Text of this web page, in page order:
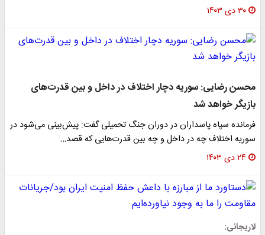
۳۰ دی ۱۴۰۳
محسن رضایی: سوریه دچار اختلاف در داخل و بین قدرت‌های
بازیگر خواهد شد
فرمانده سپاه پاسداران در دوران جنگ تحمیلی گفت: پیش‌بینی می‌شود در
سوریه اختلاف چه در داخل و چه بین قدرت‌هایی که قصد…
۲۴ دی ۱۴۰۳
لاریجانی: